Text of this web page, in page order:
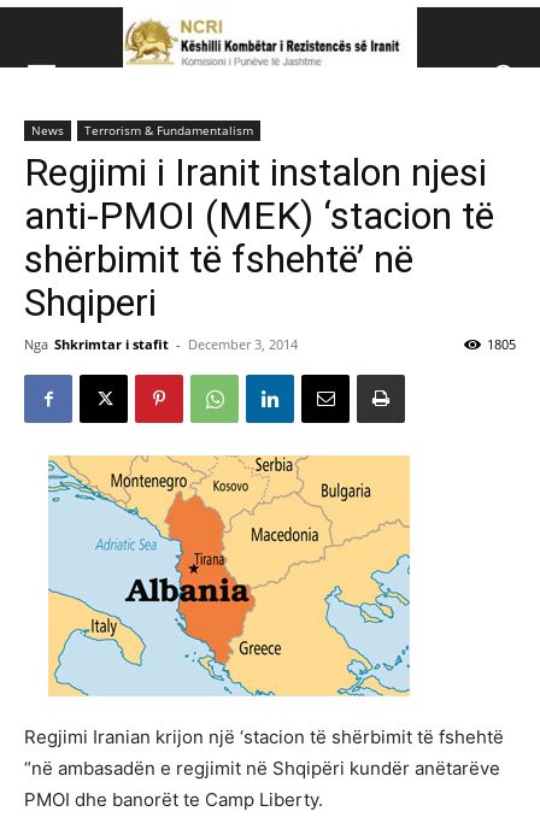
Këshillit Kombëtar të Rezistencës së Iranit (NCRI)
News Terrorism & Fundamentalism
Regjimi i Iranit instalon njesi
anti-PMOI (MEK) ‘stacion të
shërbimit të fshehtë’ në
Shqiperi
Nga Shkrimtar i stafit - December 3, 2014 1805
Regjimi Iranian krijon një ‘stacion të shërbimit të fshehtë
“në ambasadën e regjimit në Shqipëri kundër anëtarëve
PMOI dhe banorët te Camp Liberty.